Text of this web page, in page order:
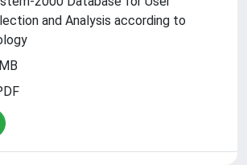
and Analysis according to